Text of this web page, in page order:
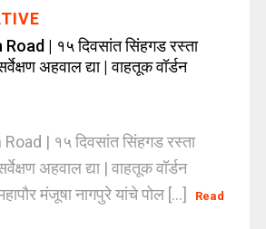
| १५ दिवसांत सिंहगड रस्ता
अहवाल द्या | वाहतूक वॉर्डन
| १५ दिवसांत सिंहगड रस्ता
अहवाल द्या | वाहतूक वॉर्डन
मंजूषा नागपुरे यांचे पोल [...]
Read